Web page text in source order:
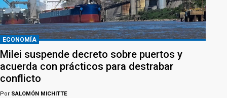
ECONOMÍA
Milei suspende decreto sobre puertos y
acuerda con prácticos para destrabar
conflicto
Por SALOMÓN MICHITTE